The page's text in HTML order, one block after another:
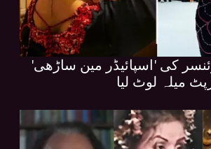
کی 'اسپائیڈر مین ساڑھی'
میلہ لوٹ لیا